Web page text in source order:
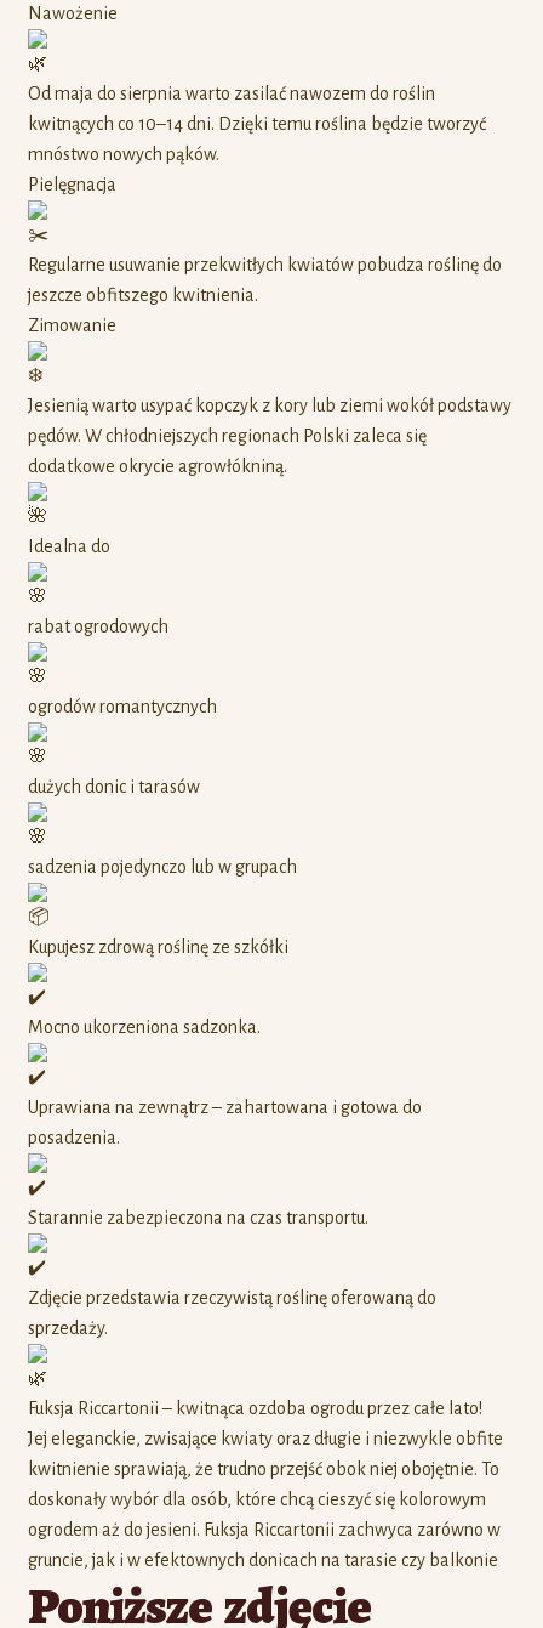
Nawożenie
Od maja do sierpnia warto zasilać nawozem do roślin
kwitnących co 10–14 dni. Dzięki temu roślina będzie tworzyć
mnóstwo nowych pąków.
Pielęgnacja
Regularne usuwanie przekwitłych kwiatów pobudza roślinę do
jeszcze obfitszego kwitnienia.
Zimowanie
Jesienią warto usypać kopczyk z kory lub ziemi wokół podstawy
pędów. W chłodniejszych regionach Polski zaleca się
dodatkowe okrycie agrowłókniną.
Idealna do
rabat ogrodowych
ogrodów romantycznych
dużych donic i tarasów
sadzenia pojedynczo lub w grupach
Kupujesz zdrową roślinę ze szkółki
Mocno ukorzeniona sadzonka.
Uprawiana na zewnątrz – zahartowana i gotowa do
posadzenia.
Starannie zabezpieczona na czas transportu.
Zdjęcie przedstawia rzeczywistą roślinę oferowaną do
sprzedaży.
Fuksja Riccartonii – kwitnąca ozdoba ogrodu przez całe lato!
Jej eleganckie, zwisające kwiaty oraz długie i niezwykle obfite
kwitnienie sprawiają, że trudno przejść obok niej obojętnie. To
doskonały wybór dla osób, które chcą cieszyć się kolorowym
ogrodem aż do jesieni. Fuksja Riccartonii zachwyca zarówno w
gruncie, jak i w efektownych donicach na tarasie czy balkonie
Poniższe zdjęcie